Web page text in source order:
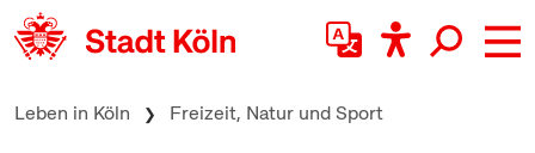
zum Inhalt springen
Leben in Köln Freizeit, Natur und Sport